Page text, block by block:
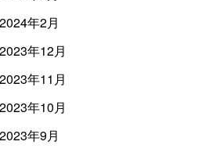
2024年2月
2023年12月
2023年11月
2023年10月
2023年9月